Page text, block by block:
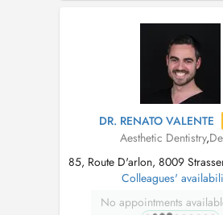
et fonctionnelle avec des facettes
couronnes en céramique, c...
DR. RENATO VALENTE
Aesthetic Dentistry,
85, Route D'arlon, 8009
Colleagues'
No appointments